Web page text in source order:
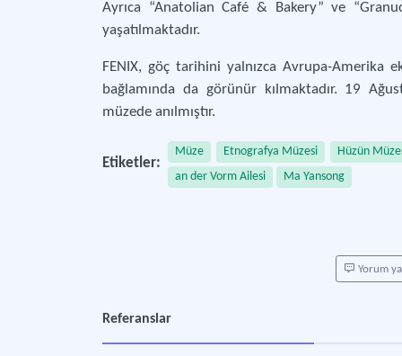
Ayrıca “Anatolian Café & Bakery” ve
yaşatılmaktadır.
FENIX, göç tarihini yalnızca Avrupa-Amerika
bağlamında da görünür kılmaktadır. 19
müzede anılmıştır.
Etiketler:
Müze Etnografya Müzesi
Hüzün
an der Vorm Ailesi
Ma Yansong
Yorum
Referanslar